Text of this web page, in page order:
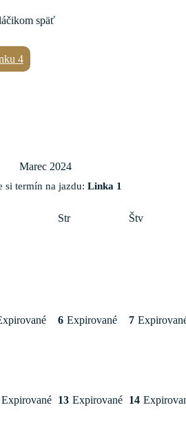
späť
4
Marec 2024
si termín na jazdu: Linka 1
Str Štv
6 Expirované 7
Expirované 13 Expirované 14